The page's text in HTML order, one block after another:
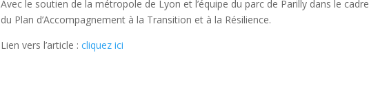
Avec le soutien de la métropole de Lyon et l’équipe du parc de Parilly dans le cadre
du Plan d’Accompagnement à la Transition et à la Résilience.
Lien vers l’article :cliquez ici